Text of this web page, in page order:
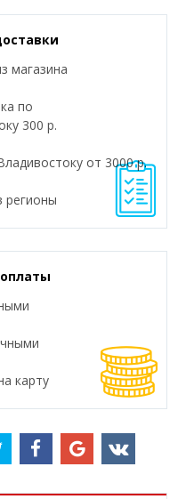
магазина
по
300 р.
от 3000 р.
регионы
карту